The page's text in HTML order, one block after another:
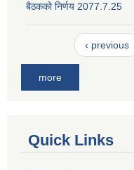
बैठकको निर्णय 2077.7.25
‹ previous
more
Quick Links